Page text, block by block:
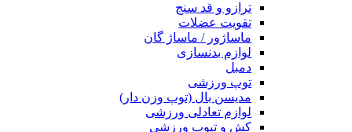
ترازو و قد سنج
تقویت عضلات
ماساژور / ماساژ گان
لوازم بدنسازی
دمبل
توپ ورزشی
مدیسن بال (توپ وزن دار)
لوازم تعادلی ورزشی
کش و تیوب ورزشی